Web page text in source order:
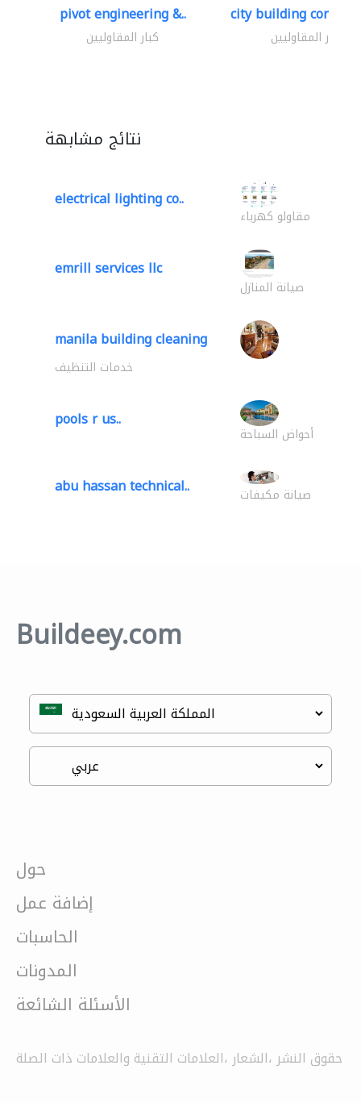
pivot engineering &..
كبار المقاوليين
city building
كبار المقاوليين
نتائج مشابهة
electrical lighting co..
مقاولو كهرباء
emrill services llc
صيانة المنازل
manila building cleaning
خدمات التنظيف
pools r us..
أحواض السباحة
abu hassan technical.. صيانة مكيفات
Buildeey.com
حول
إضافة عمل
الحاسبات
المدونات
الأسئلة الشائعة
حقوق النشر ،الشعار ،العلامات التقنية والعلامات ذات الصلة